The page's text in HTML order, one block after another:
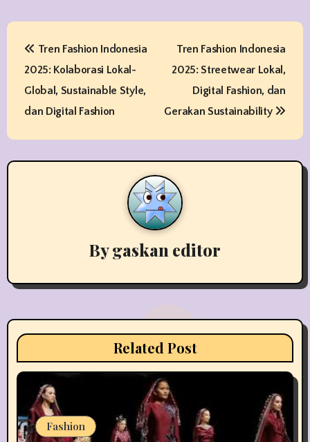
P
n
a
a
t
o
Tren Fashion Indonesia
2025: Kolaborasi Lokal-
Global, Sustainable Style,
dan Digital Fashion
Tren Fashion Indonesia
2025: Streetwear Lokal,
Digital Fashion, dan
Gerakan Sustainability
Bygaskan editor
Related Post
Fashion